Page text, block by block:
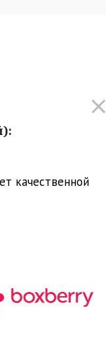
качественной